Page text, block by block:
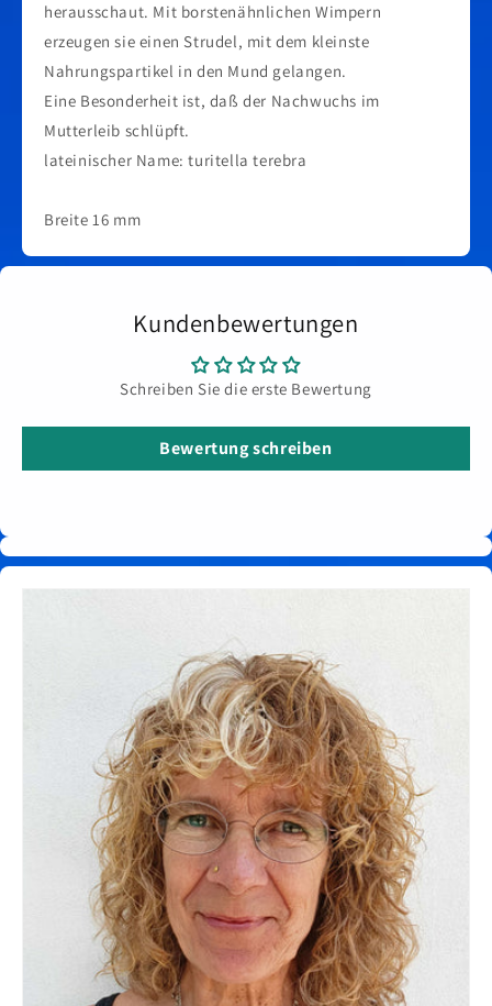
herausschaut. Mit borstenähnlichen Wimpern
erzeugen sie einen Strudel, mit dem kleinste
Nahrungspartikel in den Mund gelangen.
Eine Besonderheit ist, daß der Nachwuchs im
Mutterleib schlüpft.
lateinischer Name: turitella terebra
Breite 16 mm
Kundenbewertungen
Schreiben Sie die erste Bewertung
Bewertung schreiben